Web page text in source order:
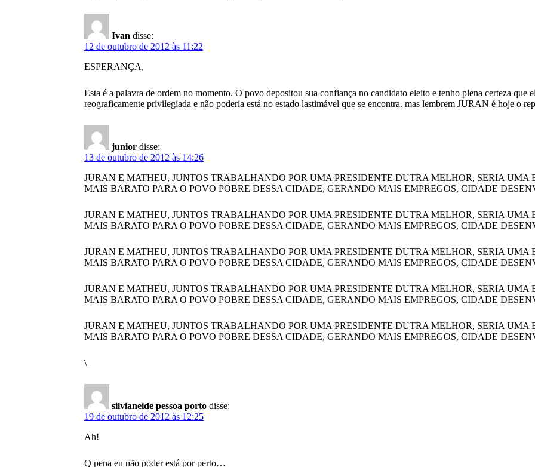
Ivan disse:
12 de outubro de 2012 às 11:22
ESPERANÇA,
Esta é a palavra de ordem no momento. O povo depositou sua confiança no candidato eleito e tenho plena certeza que
reograficamente privilegiada e não poderia está no estado lastimável que se encontra. mas lembrem JURAN é hoje o
junior disse:
13 de outubro de 2012 às 14:26
JURAN E MATHEU, JUNTOS TRABALHANDO POR UMA PRESIDENTE DUTRA MELHOR, SERIA UMA
MAIS BARATO PARA O POVO POBRE DESSA CIDADE, GERANDO MAIS EMPREGOS, CIDADE
JURAN E MATHEU, JUNTOS TRABALHANDO POR UMA PRESIDENTE DUTRA MELHOR, SERIA UMA
MAIS BARATO PARA O POVO POBRE DESSA CIDADE, GERANDO MAIS EMPREGOS, CIDADE
JURAN E MATHEU, JUNTOS TRABALHANDO POR UMA PRESIDENTE DUTRA MELHOR, SERIA UMA
MAIS BARATO PARA O POVO POBRE DESSA CIDADE, GERANDO MAIS EMPREGOS, CIDADE
JURAN E MATHEU, JUNTOS TRABALHANDO POR UMA PRESIDENTE DUTRA MELHOR, SERIA UMA
MAIS BARATO PARA O POVO POBRE DESSA CIDADE, GERANDO MAIS EMPREGOS, CIDADE
JURAN E MATHEU, JUNTOS TRABALHANDO POR UMA PRESIDENTE DUTRA MELHOR, SERIA UMA
MAIS BARATO PARA O POVO POBRE DESSA CIDADE, GERANDO MAIS EMPREGOS, CIDADE
\
silvianeide pessoa porto disse:
19 de outubro de 2012 às 12:25
Ah!
Q pena eu não poder está por perto…